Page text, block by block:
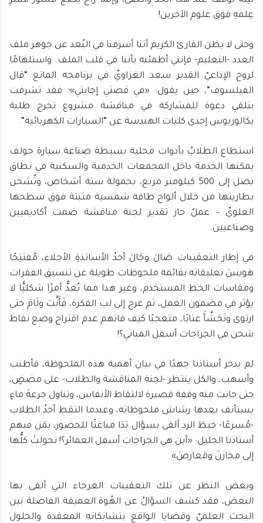
عِلمهِ فوق علوم الآخرين!
وحتى لا يظن القارئ الكريم أننا أسرفنا في البُعد عن جوهر ملف
العدد -التعليم- فإنني أطمئنه بأننا في قلب الملف. واستلهامًا
لروح الإذاعيّ القدير سعد الغزاويّ في برنامجه الماتع “قال
الفيلسوف”، حين يقول: «في قصتي إجابتي»؛ فقد تشرفت
بتلقي دعوة للمشاركة في مناقشة مشروع تخرج طلبة
بكالوريوس إحدى كليات الهندسة عن “السيارات الكهربائية”.
استطاع الطلابُ بأدوات محلية بسيطة صناعة سيارة جولف
يمكنها الخدمة داخل المجمعات الخدمية والسكنية في نطاق
يصل إلى 500 كيلومتر مربع، بحمولة ستة أشخاص، وتُشحن
بطاريتها من خلال ألواح طاقة شمسية مثبتة فوق سطحها
العلويّ – عملٌ حاز تقدير لجنة مناقشة ضمت أكاديميين
وصناعيين.
في إطار التعقيبات صَالَ وجَالَ أحدُ الأساتذةِ الأجلاءِ، مُفتتِحًا
هَويسَ تعليقاته بقائمة ملحوظات طويلة عن تنسيق الفقرات
ومقاسات الخط المستخدم، وغير هذا مما يُعدُّ أمرًا شكليًّا لا
يؤثر في مضمون العمل، ثم عرج إلى لب الفكرة، فَأَنَّبَ ولَامَ حتى
ارتوى وتَجَشَّأَ عتابًا، متعجبًا كيف فاتهم عدم اقتراح وضع نقاط
شحن في الجراجات أسفل المباني؟!
لم يدخر أستاذنا جهدًا في بيان أهمية هذه الملحوظة، فأطنب
وأسهب، والكل ينتظر -لجنة المناقشة والطلاب- على مضضٍ،
حتى حانت منه وقفة قصيرة لالتقاط الأنفاس، وتناول جرعةَ ماءٍ
يستأنف بعدها رشاش ملحوظاته، وعندما التقط أحدُ الطلاب
-مُسرعًا- خيطَ الرد ألقى بسؤال بَدَا مباغتًا للحضور، بمَن فيهم
أستاذنا الجليل: «أين هي الجراجات أسفل العمائر؟! تحولتْ كلُّها
إلى مخازنَ ومَعارضَ».
وبغض النظر عن تلك التعقيبات العرجاء التي ألقى بها
البعض، فقد كشف السؤالُ عن الهُوة العميقة الفاصلة بين
البحث العلميّ وقضايا الواقع بتشابكاته المعقدة والحلول